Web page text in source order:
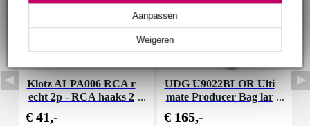
Weigeren
Aanpassen
Klotz ALPA006 RCA r
echt 2p - RCA haaks 2
€ 41,-
UDG U9022BLOR Ulti
mate Producer Bag lar
€ 165,-